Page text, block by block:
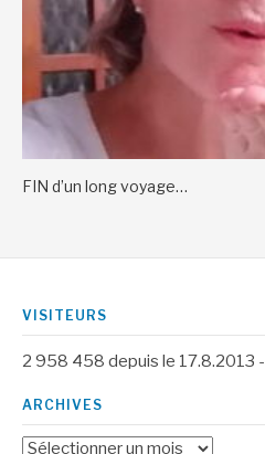
FIN d’un long voyage…
VISITEURS
2 958 458 depuis le 17.8.2013 -
ARCHIVES
Archives